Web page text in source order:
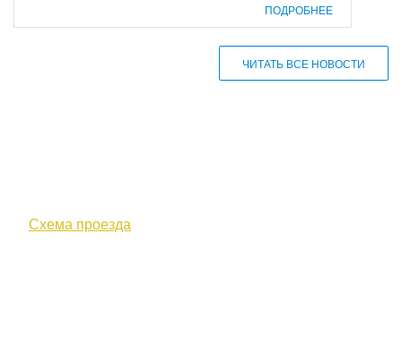
ПОДРОБНЕЕ
ЧИТАТЬ ВСЕ НОВОСТИ
Схема проезда